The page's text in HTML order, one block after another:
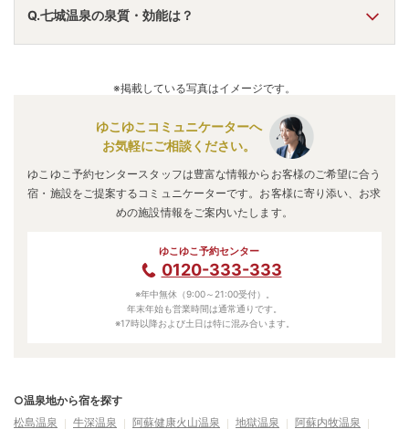
A. 七城温泉 は、熊本県菊池市七城町
車でお越しの方は、植木ICから車で約10分。
電車でお越しの方は、熊本駅からバスで約50分。
Q.七城温泉の泉質・効能は？
などと言われています。
※掲載している写真はイメージです。
ゆこゆこコミュニケーターへ
お気軽にご相談ください。
ゆこゆこ予約センタースタッフは豊富な情報からお客様のご希望に合う
宿・施設をご提案するコミュニケーターです。お客様に寄り添い、お求
めの施設情報をご案内いたします。
ゆこゆこ予約センター
0120-333-333
※年中無休（9:00～21:00受付）。
年末年始も営業時間は通常通りです。
※17時以降および土日は特に混み合います。
○温泉地から宿を探す
松島温泉
牛深温泉 阿蘇健康火山温泉 地獄温泉
阿蘇内牧温泉